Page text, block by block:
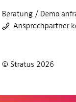
Beratung / Demo
Ansprechpartner
© Stratus 2026